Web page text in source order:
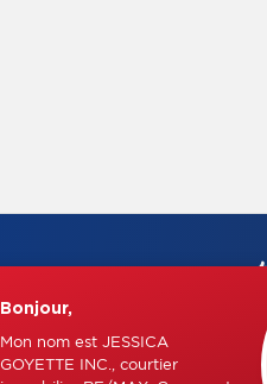
Bonjour,
Mon nom est JESSICA
GOYETTE INC., courtier